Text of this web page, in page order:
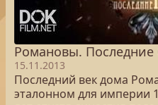
Романовы. Последние
15.11.2013
Последний век дома
эталонном для империи